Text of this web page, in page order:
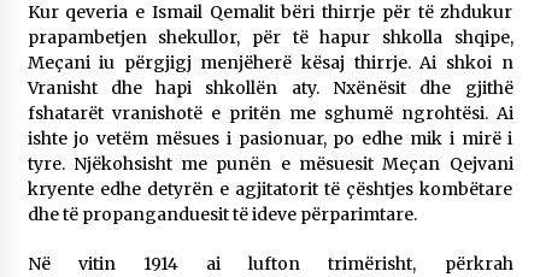
Kur qeveria e Ismail Qemalit bëri thirrje për të zhdukur
prapambetjen shekullor, për të hapur shkolla shqipe,
Meçani iu përgjigj menjëherë kësaj thirrje. Ai shkoi n
Vranisht dhe hapi shkollën aty. Nxënësit dhe gjithë
fshatarët vranishotë e pritën me sghumë ngrohtësi. Ai
ishte jo vetëm mësues i pasionuar, po edhe mik i mirë i
tyre. Njëkohsisht me punën e mësuesit Meçan Qejvani
kryente edhe detyrën e agjitatorit të çështjes kombëtare
dhe të propanganduesit të ideve përparimtare.
Në vitin 1914 ai lufton trimërisht, përkrah